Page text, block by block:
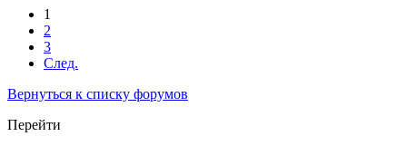
1
2
3
След.
Вернуться к списку форумов
Перейти